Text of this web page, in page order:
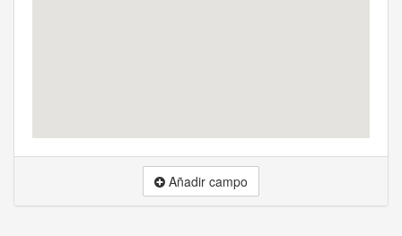
Añadir campo